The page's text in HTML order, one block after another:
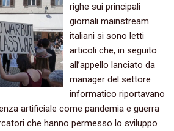
righe sui principali
giornali mainstream
italiani si sono letti
articoli che, in seguito
all’appello lanciato da
manager del settore
informatico riportavano
artificiale come pandemia e guerra
che hanno permesso lo sviluppo